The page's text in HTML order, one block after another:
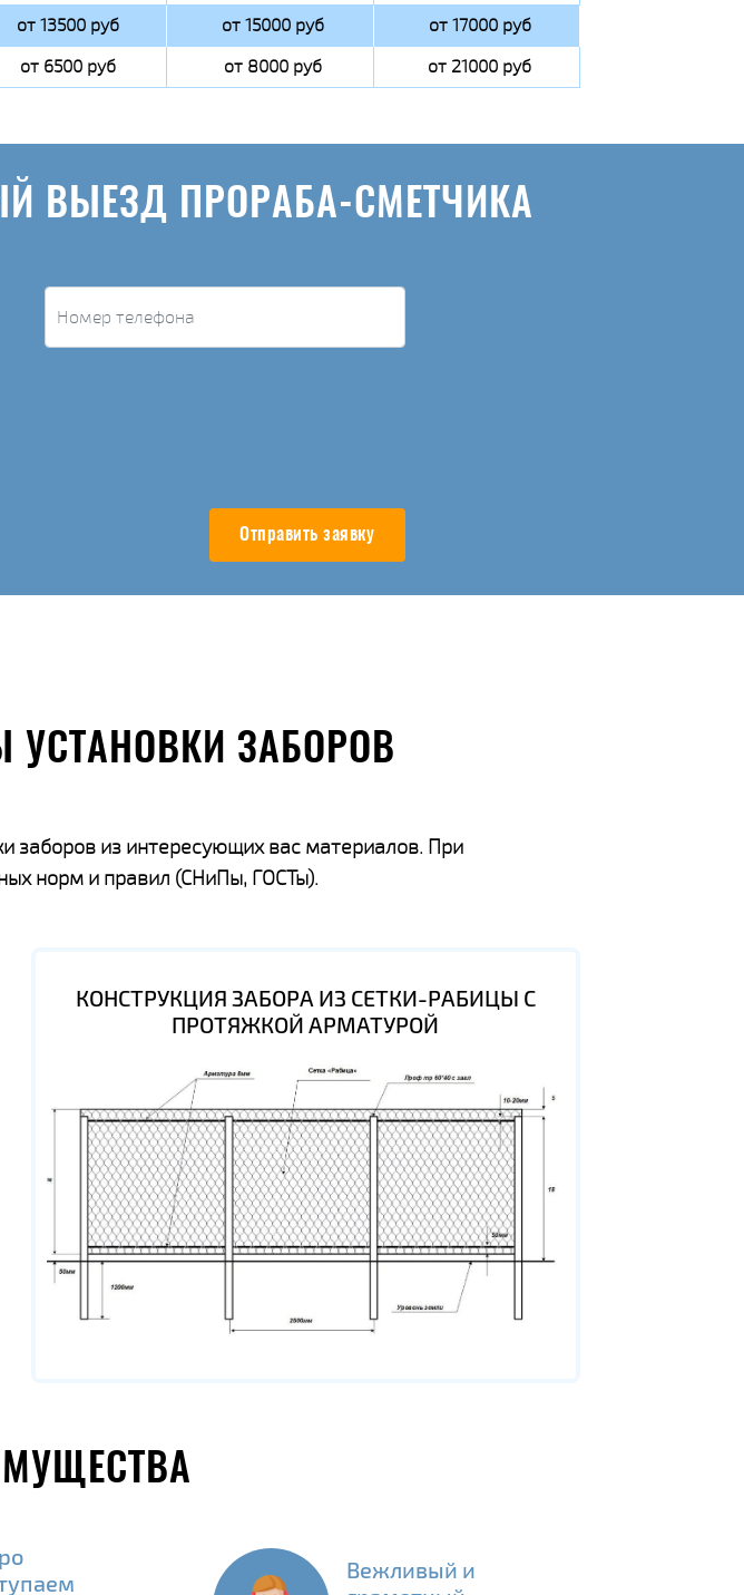
от 13500 руб от 15000 руб
от 17000 руб
от 6500 руб от 8000 руб от 21000 руб
ВЫЕЗД ПРОРАБА-СМЕТЧИКА
Отправить заявку
УСТАНОВКИ ЗАБОРОВ
заборов из интересующих вас материалов. При
норм и правил (СНиПы, ГОСТы).
КОНСТРУКЦИЯ ЗАБОРА ИЗ СЕТКИ-РАБИЦЫ С
ПРОТЯЖКОЙ АРМАТУРОЙ
Вежливый и